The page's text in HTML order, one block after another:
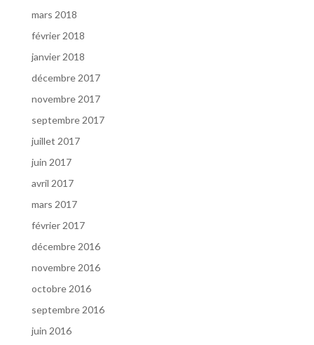
mars 2018
février 2018
janvier 2018
décembre 2017
novembre 2017
septembre 2017
juillet 2017
juin 2017
avril 2017
mars 2017
février 2017
décembre 2016
novembre 2016
octobre 2016
septembre 2016
juin 2016